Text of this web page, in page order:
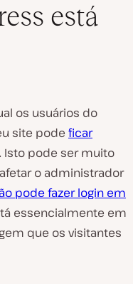
está
os usuários do
site pode ficar
. Isto pode ser muito
o administrador
pode fazer login em
essencialmente em
que os visitantes